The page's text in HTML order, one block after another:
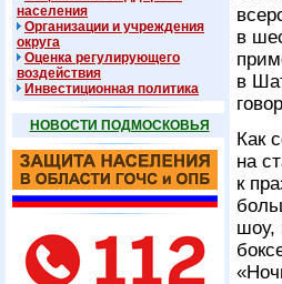
населения
Организации и учреждения
округа
Оценка регулирующего
воздействия
Инвестиционная политика
НОВОСТИ ПОДМОСКОВЬЯ
в
в
Как
на
к
шоу,